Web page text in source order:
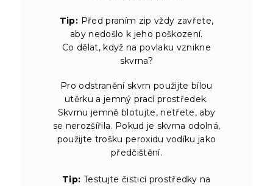
Tip: Před praním zip vždy zavřete,
aby nedošlo k jeho poškození.
Co dělat, když na povlaku vznikne
skvrna?
Pro odstranění skvrn použijte bílou
utěrku a jemný prací prostředek.
Skvrnu jemně blotujte, netřete, aby
se nerozšířila. Pokud je skvrna odolná,
použijte trošku peroxidu vodíku jako
předčištění.
Tip: Testujte čisticí prostředky na